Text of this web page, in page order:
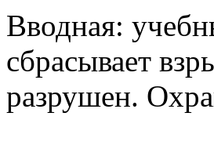
Вводная:
сбрасывает
разрушен.